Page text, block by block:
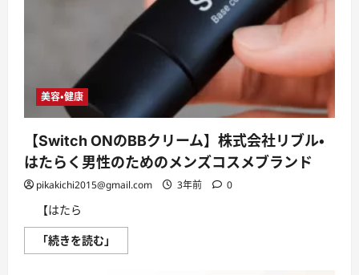
口
コ
と
デ
リ
ッ
ト
ど
【徹
解
美容・健康
【Switch ONのBBクリーム】株式会社リブル・
はたらく男性のためのメンズコスメブランド
pikakichi2015@gmail.com 3年前 0
【はたら
「続きを読む」
ON